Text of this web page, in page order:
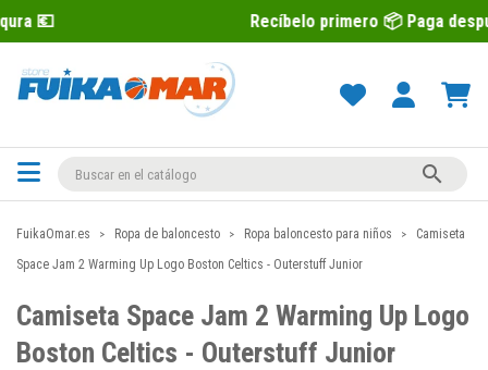
Recíbelo primero 📦 Paga después con

FuikaOmar.es Ropa de baloncesto Ropa baloncesto para niños
Camiseta
Space Jam 2 Warming Up Logo Boston Celtics - Outerstuff Junior
Camiseta Space Jam 2 Warming Up Logo
Boston Celtics - Outerstuff Junior